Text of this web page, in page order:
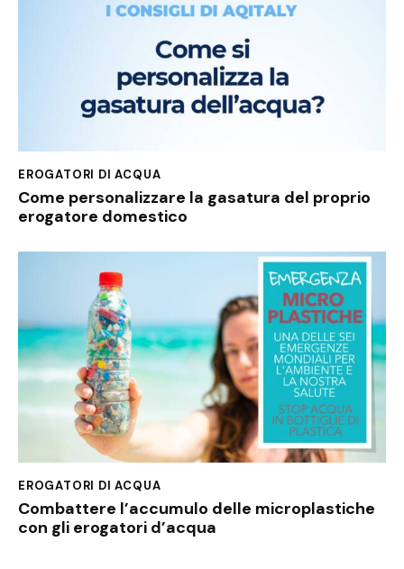
EROGATORI DI ACQUA
Come personalizzare la gasatura del proprio
erogatore domestico
EROGATORI DI ACQUA
Combattere l’accumulo delle microplastiche
con gli erogatori d’acqua